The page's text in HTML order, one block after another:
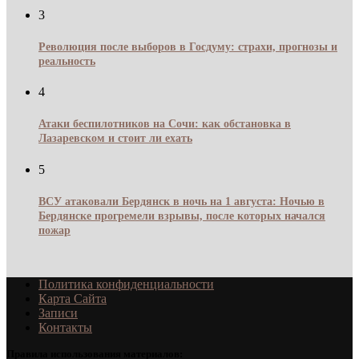
3
Революция после выборов в Госдуму: страхи, прогнозы и
реальность
4
Атаки беспилотников на Сочи: как обстановка в
Лазаревском и стоит ли ехать
5
ВСУ атаковали Бердянск в ночь на 1 августа: Ночью в
Бердянске прогремели взрывы, после которых начался
пожар
Политика конфиденциальности
Карта Сайта
Записи
Контакты